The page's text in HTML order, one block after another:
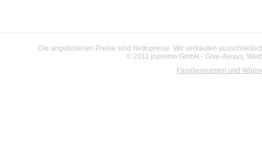
Die angebotenen Preise sind Nettopreise. Wir verkaufen
© 2011 jopremo GmbH - Give-Aways,
Familiennamen und